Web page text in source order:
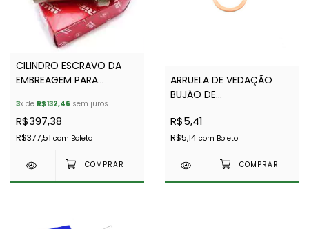
CILINDRO ESCRAVO DA
EMBREAGEM PARA
300TDI E V8 - TRW -
FTC5072G FTC5072
FTC3911
3x de R$132,46 sem juros
R$397,38
R$377,51 com Boleto
ARRUELA DE VEDAÇÃO
BUJÃO DE
CAIXA R380 - FTC4112
R$5,41
R$5,14 com Boleto